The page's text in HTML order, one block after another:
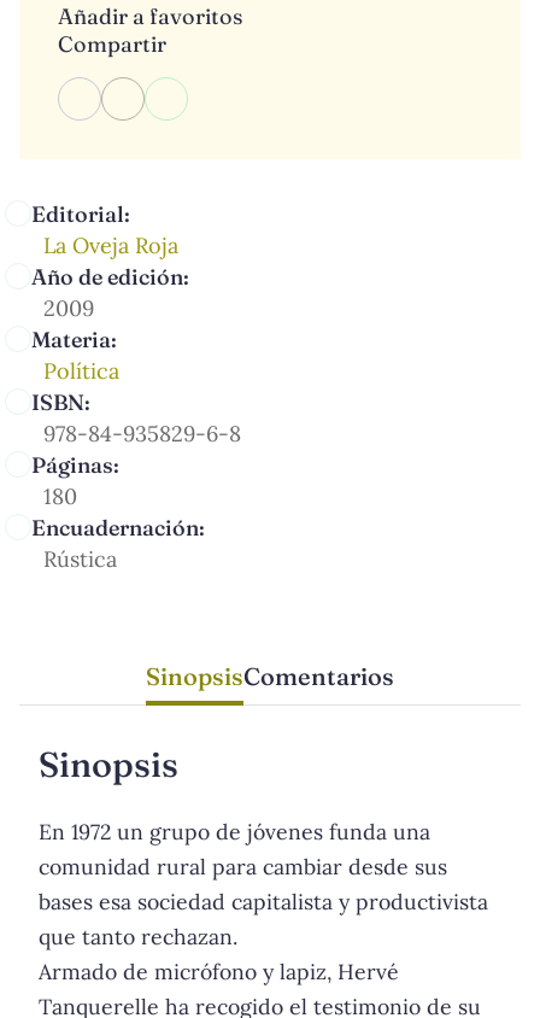
Editorial:
La Oveja Roja
Año de edición:
2009
Materia:
Política
ISBN:
978-84-935829-6-8
Páginas:
180
Encuadernación:
Rústica
Añadir a favoritos
Compartir
SinopsisComentarios
Sinopsis
En 1972 un grupo de jóvenes funda una
comunidad rural para cambiar desde sus
bases esa sociedad capitalista y productivista
que tanto rechazan.
Armado de micrófono y lapiz, Hervé
Tanquerelle ha recogido el testimonio de su